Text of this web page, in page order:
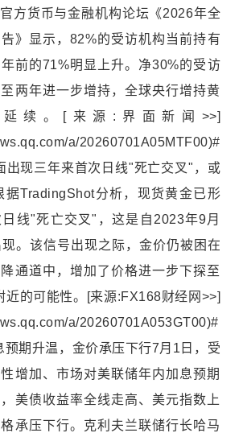
方货币与金融机构论坛《2026年全
》显示，82%的受访机构当前持有
前的71%明显上升。净30%的受访
两年进一步增持，全球央行增持黄
续。[来源:界面新闻>>]
a/20260701A05MTF00)#
出现三年来首次日线"死亡交叉"，或
据TradingShot分析，现货黄金已形
线"死亡交叉"，这是自2023年9月
。该信号出现之际，金价仍被困在
通道中，增加了价格进一步下探至
近的可能性。[来源:FX168财经网>>]
a/20260701A053GT00)#
预期升温，金价承压下行7月1日，受
增加、市场对美联储年内加息预期
美债收益率全线走高、美元指数上
承压下行。克利夫兰联储行长哈马